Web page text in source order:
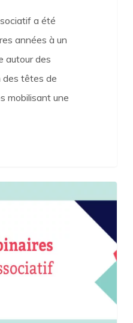
a été
années à un
autour des
des têtes de
mobilisant une